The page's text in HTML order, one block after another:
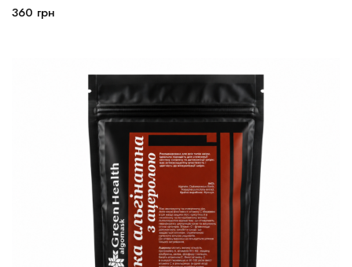
360 грн